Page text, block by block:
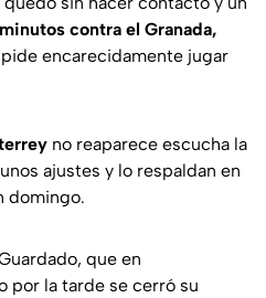
contra el Granada,
encarecidamente jugar
no reaparece escucha la
ajustes y lo respaldan en
domingo.
que en
por la tarde se cerró su